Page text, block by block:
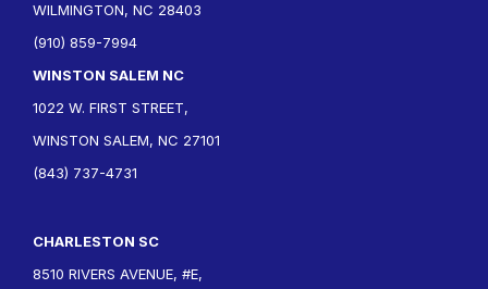
WILMINGTON, NC 28403
(910) 859-7994
WINSTON SALEM NC
1022 W. FIRST STREET,
WINSTON SALEM, NC 27101
(843) 737-4731
CHARLESTON SC
8510 RIVERS AVENUE, #E,